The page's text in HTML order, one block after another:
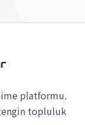
platformu.
topluluk